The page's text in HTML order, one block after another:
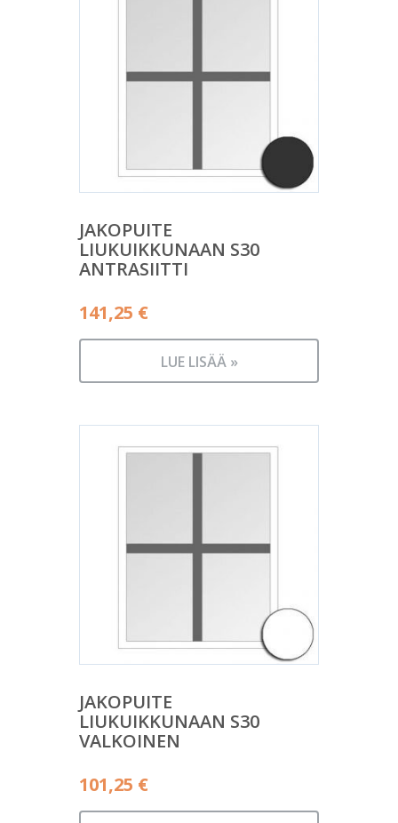
JAKOPUITE
LIUKUIKKUNAAN S30
ANTRASIITTI
141,25 €
LUE LISÄÄ »
JAKOPUITE
LIUKUIKKUNAAN S30
VALKOINEN
101,25 €